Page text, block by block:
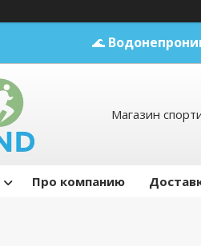
🌊
Магазин
Про компанию